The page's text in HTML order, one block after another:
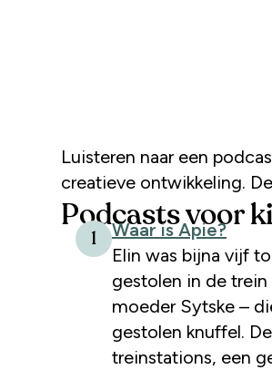
Luisteren naar een podcast prikkelt de fantasie en is goed voor de
creatieve ontwikkeling.
Podcasts voor
1
Waar is Apie?
Elin was bijna vijf
gestolen in de trein
moeder Sytske –
gestolen knuffel.
treinstations, een